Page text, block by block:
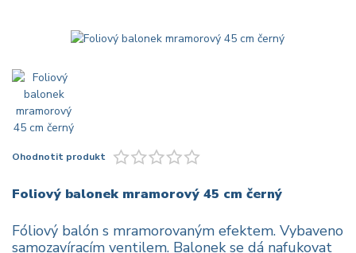
Ohodnotit produkt
Foliový balonek mramorový 45 cm černý
Fóliový balón s mramorovaným efektem. Vybaveno
samozavíracím ventilem. Balonek se dá nafukovat